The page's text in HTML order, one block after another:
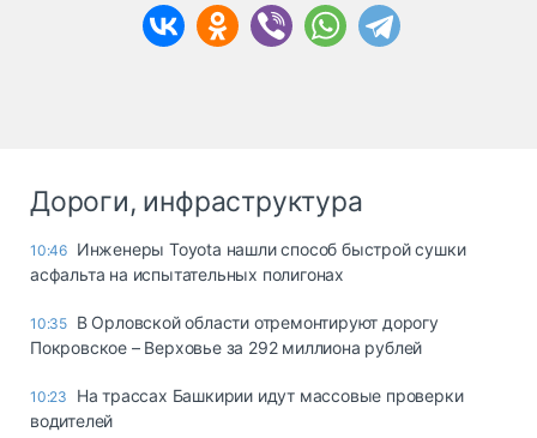
Дороги, инфраструктура
10:46 Инженеры Toyota нашли способ быстрой сушки
асфальта на испытательных полигонах
10:35 В Орловской области отремонтируют дорогу
Покровское – Верховье за 292 миллиона рублей
10:23
На трассах Башкирии идут массовые проверки
водителей